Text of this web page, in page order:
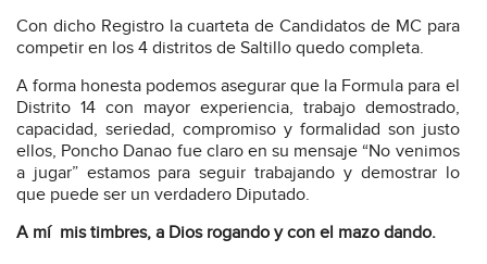
Con dicho Registro la cuarteta de Candidatos de MC para
competir en los 4 distritos de Saltillo quedo completa.
A forma honesta podemos asegurar que la Formula para el
Distrito 14 con mayor experiencia, trabajo demostrado,
capacidad, seriedad, compromiso y formalidad son justo
ellos, Poncho Danao fue claro en su mensaje “No venimos
a jugar” estamos para seguir trabajando y demostrar lo
que puede ser un verdadero Diputado.
A mí mis timbres, a Dios rogando y con el mazo dando.